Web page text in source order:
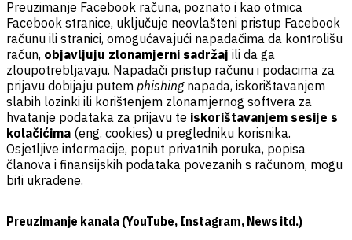
Preuzimanje Facebook računa, poznato i kao otmica
Facebook stranice, uključuje neovlašteni pristup Facebook
računu ili stranici, omogućavajući napadačima da kontrolišu
račun, objavljuju zlonamjerni sadržaj ili da ga
zloupotrebljavaju. Napadači pristup računu i podacima za
prijavu dobijaju putem phishingnapada, iskorištavanjem
slabih lozinki ili korištenjem zlonamjernog softvera za
hvatanje podataka za prijavu te iskorištavanjem sesije s
kolačićima (eng. cookies) u pregledniku korisnika.
Osjetljive informacije, poput privatnih poruka, popisa
članova i finansijskih podataka povezanih s računom, mogu
biti ukradene.
Preuzimanje kanala (YouTube, Instagram, News itd.)